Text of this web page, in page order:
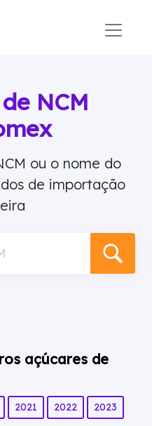
NCM
ou o nome do
de importação
açúcares de
2021 2022 2023